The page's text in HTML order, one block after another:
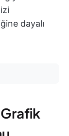
dayalı